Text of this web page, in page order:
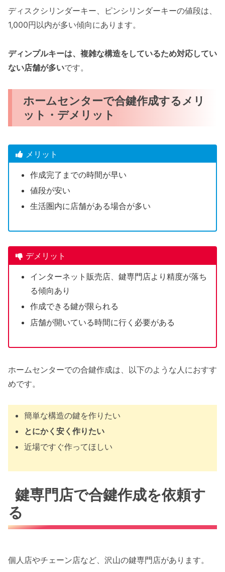
ディスクシリンダーキー、ピンシリンダーキーの値段は、
1,000円以内が多い傾向にあります。
ディンプルキーは、複雑な構造をしているため対応してい
ない店舗が多いです。
ホームセンターで合鍵作成するメリ
ット・デメリット
メリット
作成完了までの時間が早い
値段が安い
生活圏内に店舗がある場合が多い
デメリット
インターネット販売店、鍵専門店より精度が落ち
る傾向あり
作成できる鍵が限られる
店舗が開いている時間に行く必要がある
ホームセンターでの合鍵作成は、以下のような人におすす
めです。
簡単な構造の鍵を作りたい
とにかく安く作りたい
近場ですぐ作ってほしい
鍵専門店で合鍵作成を依頼す
る
個人店やチェーン店など、沢山の鍵専門店があります。